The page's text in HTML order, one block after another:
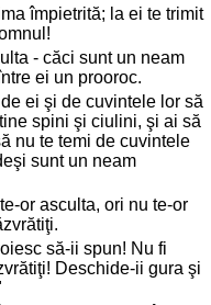
împietrită; la ei te trimit
- căci sunt un neam
ei un prooroc.
ei şi de cuvintele lor să
spini şi ciulini, şi ai să
nu te temi de cuvintele
sunt un neam
or asculta, ori nu te-or
să-ii spun! Nu fi
Deschide-ii gura şi